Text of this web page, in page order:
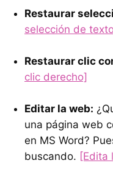
Restaurar
selección de
Restaurar clic
clic derecho]
Editar la web:
una página web
en MS Word?
buscando. [Edita